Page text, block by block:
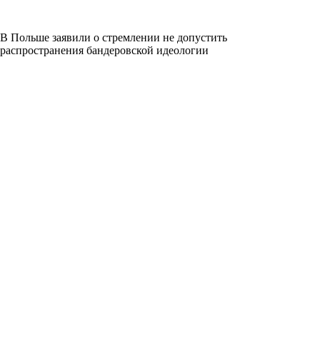
В Польше заявили о стремлении не допустить
распространения бандеровской идеологии